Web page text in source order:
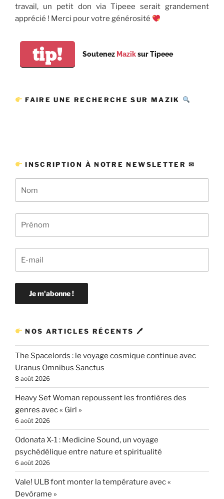
travail, un petit don via Tipeee serait grandement
apprécié ! Merci pour votre générosité
tip! Soutenez Maziksur Tipeee
FAIRE UNE RECHERCHE SUR MAZIK
INSCRIPTION À NOTRE NEWSLETTER ✉
NOS ARTICLES RÉCENTS 🖊
The Spacelords : le voyage cosmique continue avec
Uranus Omnibus Sanctus
8 août 2026
Heavy Set Woman repoussent les frontières des
genres avec « Girl »
6 août 2026
Odonata X-1 : Medicine Sound, un voyage
psychédélique entre nature et spiritualité
6 août 2026
Vale! ULB font monter la température avec «
Devórame »